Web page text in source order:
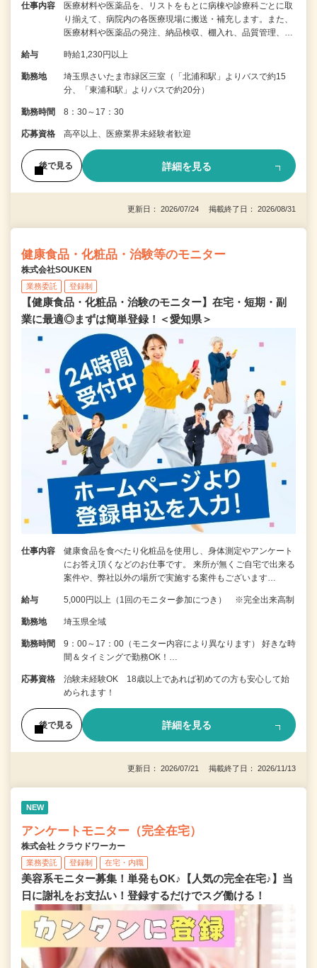
仕事内容
医療材料や医薬品を、リストをもとに病棟や診療科ごとに取
り揃えて、病院内の各医療現場に搬送・補充します。また、
医療材料や医薬品の発注、納品検収、棚入れ、品質管理、…
給与 時給1,230円以上
勤務地
埼玉県さいたま市緑区三室（「北浦和駅」よりバスで約15
分、「東浦和駅」よりバスで約20分）
勤務時間 8：30～17：30
応募資格 高卒以上、医療業界未経験者歓迎
後で見る 詳細を見る
更新日： 2026/07/24 掲載終了日： 2026/08/31
健康食品・化粧品・治験等のモニター
株式会社SOUKEN
業務委託 登録制
【健康食品・化粧品・治験のモニター】在宅・短期・副
業に最適◎まずは簡単登録！＜愛知県＞
仕事内容
健康食品を食べたり化粧品を使用し、身体測定やアンケート
にお答え頂くなどのお仕事です。 来所が無くご自宅で出来る
案件や、弊社以外の場所で実施する案件もございます…
給与 5,000円以上（1回のモニター参加につき） ※完全出来高制
勤務地 埼玉県全域
勤務時間
9：00～17：00（モニター内容により異なります） 好きな時
間＆タイミングで勤務OK！…
応募資格
治験未経験OK 18歳以上であれば初めての方も安心して始
められます！
後で見る 詳細を見る
更新日： 2026/07/21 掲載終了日： 2026/11/13
NEW
アンケートモニター（完全在宅）
株式会社 クラウドワーカー
業務委託 登録制 在宅・内職
美容系モニター募集！単発もOK♪【人気の完全在宅♪】当
日に謝礼をお支払い！登録するだけでスグ働ける！